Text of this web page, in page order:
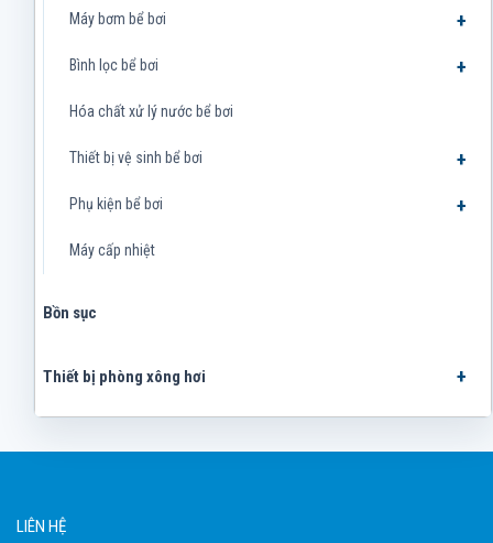
Máy bơm bể bơi
Bình lọc bể bơi
Hóa chất xử lý nước bể bơi
Thiết bị vệ sinh bể bơi
Phụ kiện bể bơi
Máy cấp nhiệt
Bồn sục
Thiết bị phòng xông hơi
LIÊN HỆ